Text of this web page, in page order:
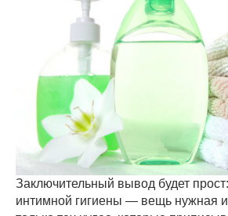
Заключительный вывод будет
интимной гигиены — вещь нужная